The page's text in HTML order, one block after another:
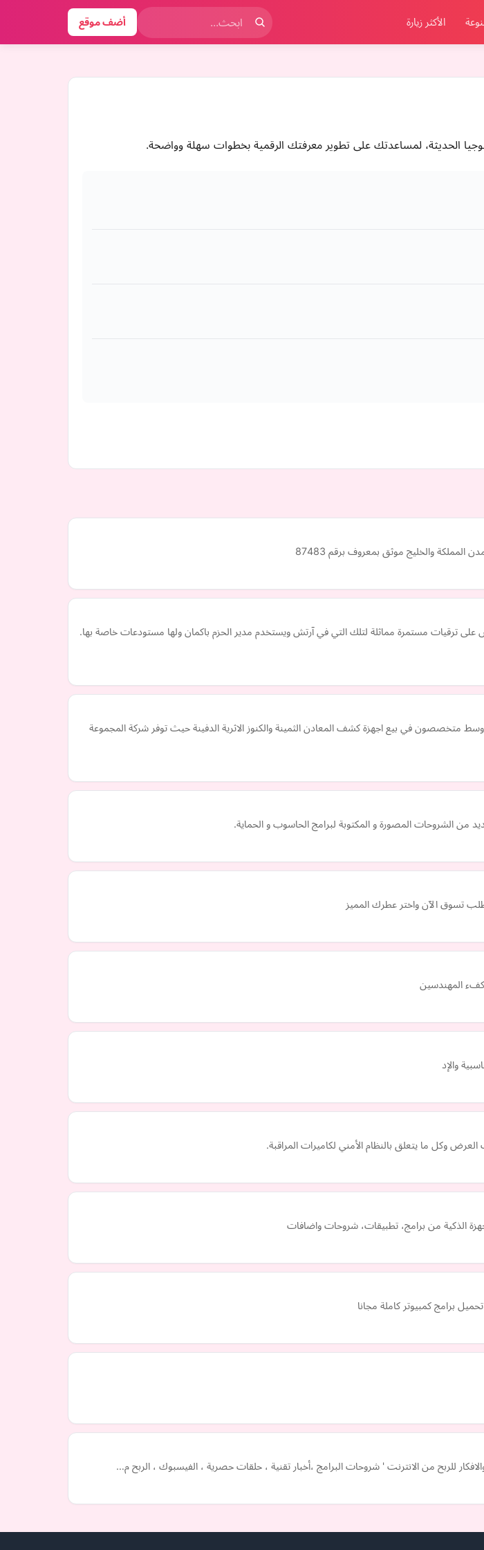
الأكثر زيارة أضف موقع
الحديثة، لمساعدتك على تطوير معرفتك الرقمية بخطوات سهلة وواضحة.
والخليج موثق بمعروف برقم 87483
ترقيات مستمرة مماثلة لتلك التي في آرتش ويستخدم مدير الحزم باكمان ولها مستودعات خاصة بها.
متخصصون في بيع اجهزة كشف المعادن الثمينة والكنوز الاثرية الدفينة حيث توفر شركة المجموعة
من الشروحات المصورة و المكتوبة لبرامج الحاسوب و الحماية.
المهندسين
الذكية من برامج، تطبيقات، شروحات واضافات
للربح من الانترنت ' شروحات البرامج ،أخبار تقنية ، حلقات حصرية ، الفيسبوك ، الربح م…